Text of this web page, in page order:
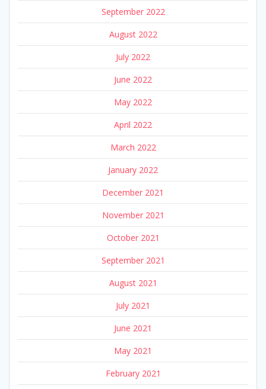
September 2022
August 2022
July 2022
June 2022
May 2022
April 2022
March 2022
January 2022
December 2021
November 2021
October 2021
September 2021
August 2021
July 2021
June 2021
May 2021
February 2021